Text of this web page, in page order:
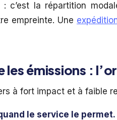
c’est la répartition
empreinte. Une
émissions :
à fort impact et à faible
le service le permet.